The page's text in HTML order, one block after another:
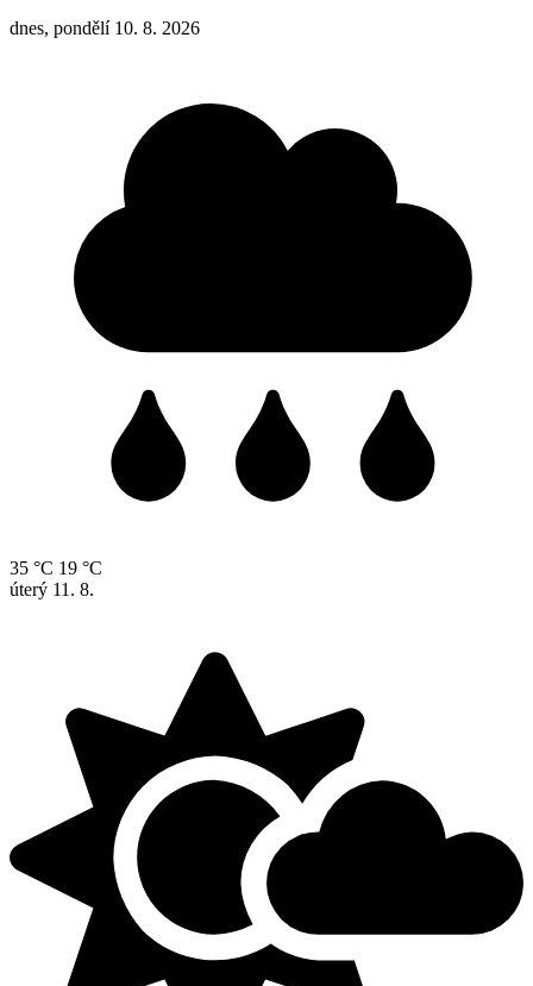
dnes, pondělí 10. 8. 2026
35 °C 19 °C
úterý 11. 8.